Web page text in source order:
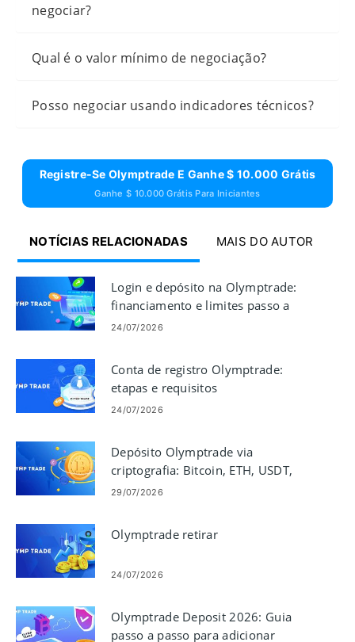
negociar?
Qual é o valor mínimo de negociação?
Posso negociar usando indicadores técnicos?
Registre-Se Olymptrade E Ganhe $ 10.000 Grátis
Ganhe $ 10.000 Grátis Para Iniciantes
NOTÍCIAS RELACIONADAS MAIS DO AUTOR
Login e depósito na Olymptrade:
financiamento e limites passo a
passo
24/07/2026
Conta de registro Olymptrade:
etapas e requisitos
24/07/2026
Depósito Olymptrade via
criptografia: Bitcoin, ETH, USDT,
Lunu
29/07/2026
Olymptrade retirar
24/07/2026
Olymptrade Deposit 2026: Guia
passo a passo para adicionar